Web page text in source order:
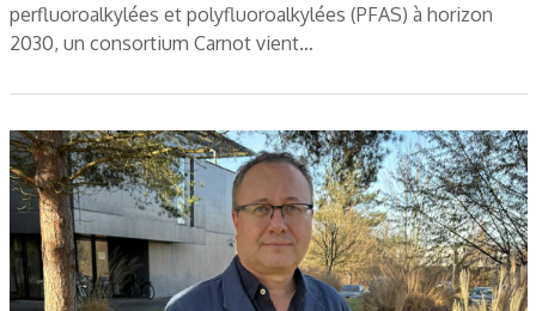
perfluoroalkylées et polyfluoroalkylées (PFAS) à horizon
2030, un consortium Carnot vient…